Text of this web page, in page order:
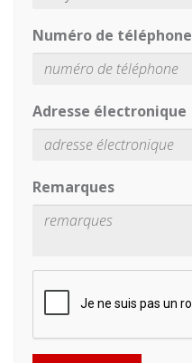
Numéro de téléphone
Adresse électronique
Remarques